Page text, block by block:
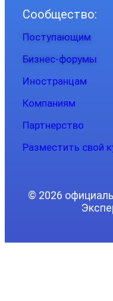
Сообщество:
Поступающим
Бизнес-форумы
Иностранцам
Компаниям
Партнерство
Разместить свой
© 2026